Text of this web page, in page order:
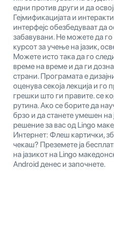
едни против други и да
Гејмификацијата и
интерфејс обезбедуваат да
забавувани. Не можете да го
курсот за учење на јазик,
Можете исто така да го
време на време и да ги
страни. Програмата е
оценува секоја лекција и го
грешки што ги правите. се
рутина. Ако се борите да
брзо и да станете умешен на
решение за вас од Lingo
Интернет: Флеш картички,
чекаш? Преземете ја
на јазикот на Lingo
Android денес и започнете.